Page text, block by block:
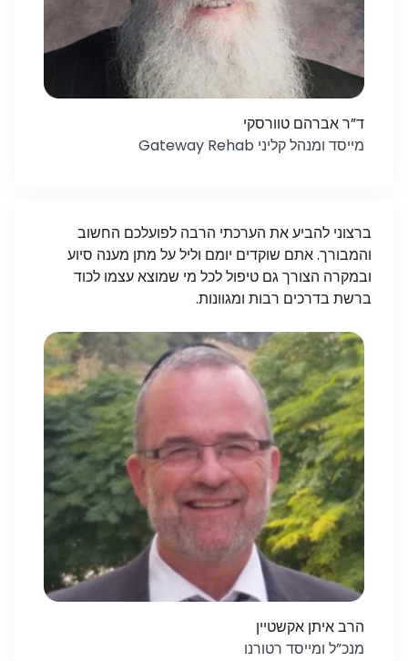
ד”ר אברהם טוורסקי
מייסד ומנהל קליני Gateway Rehab
ברצוני להביע את הערכתי הרבה לפועלכם החשוב
והמבורך. אתם שוקדים יומם וליל על מתן מענה סיוע
ובמקרה הצורך גם טיפול לכל מי שמוצא עצמו לכוד
ברשת בדרכים רבות ומגוונות.
הרב איתן אקשטיין
מנכ”ל ומייסד רטורנו